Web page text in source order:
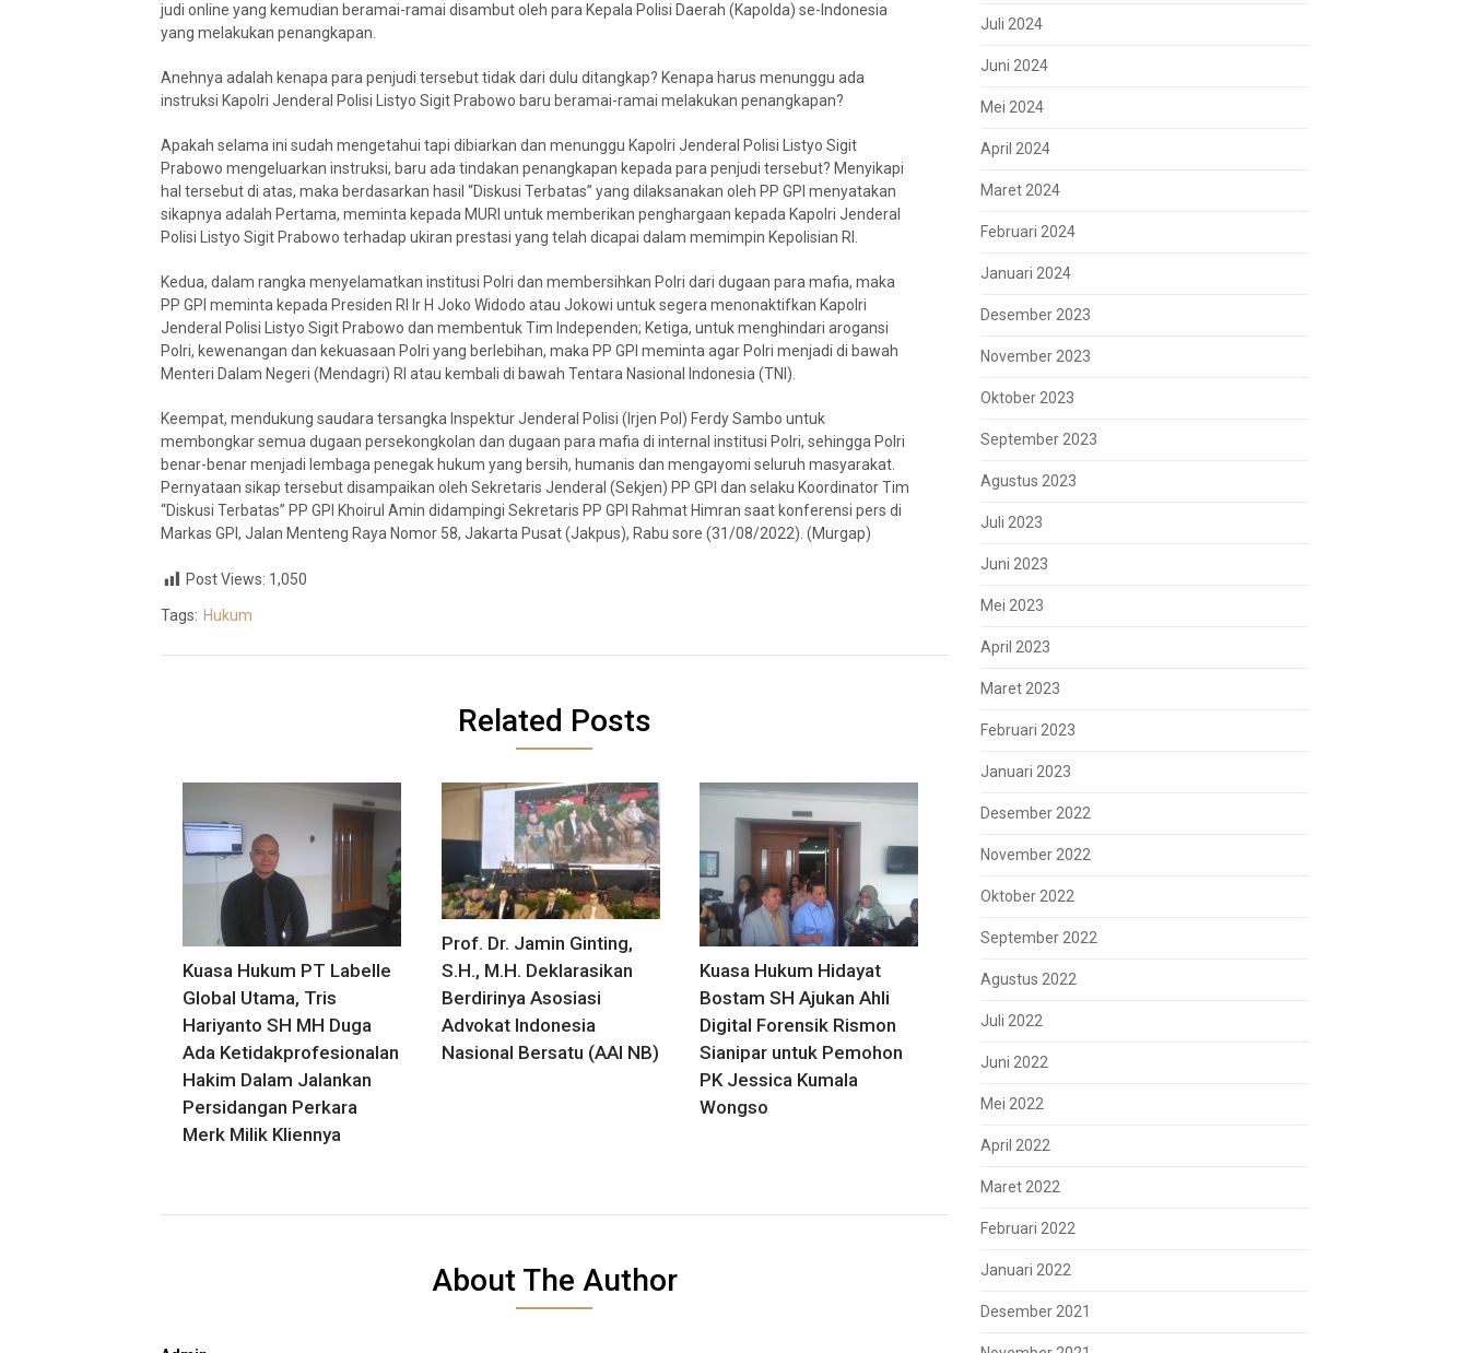
judi online yang kemudian beramai-ramai disambut oleh para Kepala Polisi Daerah (Kapolda) se-Indonesia
yang melakukan penangkapan.
Anehnya adalah kenapa para penjudi tersebut tidak dari dulu ditangkap? Kenapa harus menunggu ada
instruksi Kapolri Jenderal Polisi Listyo Sigit Prabowo baru beramai-ramai melakukan penangkapan?
Apakah selama ini sudah mengetahui tapi dibiarkan dan menunggu Kapolri Jenderal Polisi Listyo Sigit
Prabowo mengeluarkan instruksi, baru ada tindakan penangkapan kepada para penjudi tersebut? Menyikapi
hal tersebut di atas, maka berdasarkan hasil “Diskusi Terbatas” yang dilaksanakan oleh PP GPI menyatakan
sikapnya adalah Pertama, meminta kepada MURI untuk memberikan penghargaan kepada Kapolri Jenderal
Polisi Listyo Sigit Prabowo terhadap ukiran prestasi yang telah dicapai dalam memimpin Kepolisian RI.
Kedua, dalam rangka menyelamatkan institusi Polri dan membersihkan Polri dari dugaan para mafia, maka
PP GPI meminta kepada Presiden RI Ir H Joko Widodo atau Jokowi untuk segera menonaktifkan Kapolri
Jenderal Polisi Listyo Sigit Prabowo dan membentuk Tim Independen; Ketiga, untuk menghindari arogansi
Polri, kewenangan dan kekuasaan Polri yang berlebihan, maka PP GPI meminta agar Polri menjadi di bawah
Menteri Dalam Negeri (Mendagri) RI atau kembali di bawah Tentara Nasional Indonesia (TNI).
Keempat, mendukung saudara tersangka Inspektur Jenderal Polisi (Irjen Pol) Ferdy Sambo untuk
membongkar semua dugaan persekongkolan dan dugaan para mafia di internal institusi Polri, sehingga Polri
benar-benar menjadi lembaga penegak hukum yang bersih, humanis dan mengayomi seluruh masyarakat.
Pernyataan sikap tersebut disampaikan oleh Sekretaris Jenderal (Sekjen) PP GPI dan selaku Koordinator Tim
“Diskusi Terbatas” PP GPI Khoirul Amin didampingi Sekretaris PP GPI Rahmat Himran saat konferensi pers di
Markas GPI, Jalan Menteng Raya Nomor 58, Jakarta Pusat (Jakpus), Rabu sore (31/08/2022). (Murgap)
Post Views: 1,050
Tags: Hukum
Related Posts
Kuasa Hukum PT Labelle
Global Utama, Tris
Hariyanto SH MH Duga
Ada Ketidakprofesionalan
Hakim Dalam Jalankan
Persidangan Perkara
Merk Milik Kliennya
Prof. Dr. Jamin Ginting,
S.H., M.H. Deklarasikan
Berdirinya Asosiasi
Advokat Indonesia
Nasional Bersatu (AAI NB)
Kuasa Hukum Hidayat
Bostam SH Ajukan Ahli
Digital Forensik Rismon
Sianipar untuk Pemohon
PK Jessica Kumala
Wongso
About The Author
Juli 2024
Juni 2024
Mei 2024
April 2024
Maret 2024
Februari 2024
Januari 2024
Desember 2023
November 2023
Oktober 2023
September 2023
Agustus 2023
Juli 2023
Juni 2023
Mei 2023
April 2023
Maret 2023
Februari 2023
Januari 2023
Desember 2022
November 2022
Oktober 2022
September 2022
Agustus 2022
Juli 2022
Juni 2022
Mei 2022
April 2022
Maret 2022
Februari 2022
Januari 2022
Desember 2021